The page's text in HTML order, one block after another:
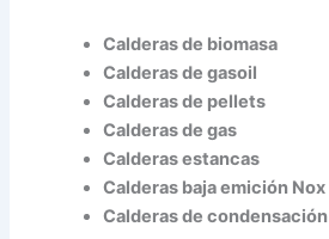
Calderas de biomasa
Calderas de gasoil
Calderas de pellets
Calderas de gas
Calderas estancas
Calderas baja emición Nox
Calderas de condensación